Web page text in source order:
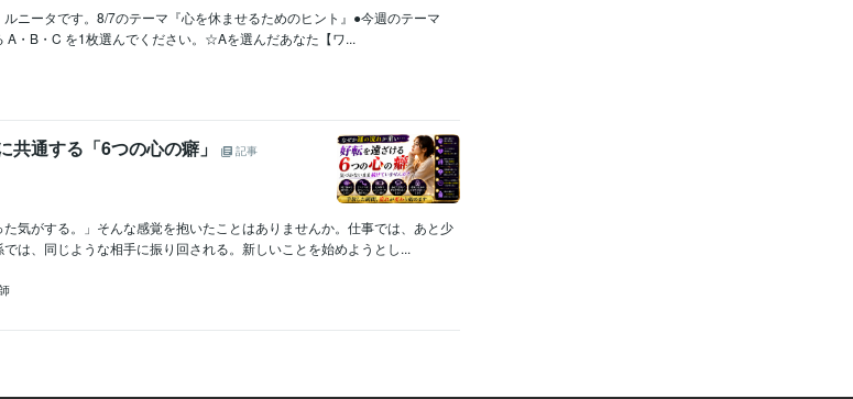
ニータです。8/7のテーマ『心を休ませるためのヒント』●今週のテーマ
A・B・C を1枚選んでください。☆Aを選んだあなた【ワ...
通する「6つの心の癖」
記事
た気がする。」そんな感覚を抱いたことはありませんか。仕事では、あと少
は、同じような相手に振り回される。新しいことを始めようとし...